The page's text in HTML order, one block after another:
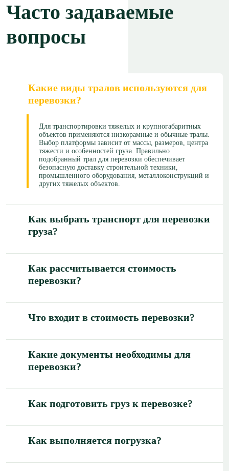
Часто задаваемые
вопросы
Какие виды тралов используются для
перевозки?
Для транспортировки тяжелых и крупногабаритных
объектов применяются низкорамные и обычные тралы.
Выбор платформы зависит от массы, размеров, центра
тяжести и особенностей груза. Правильно
подобранный трал для перевозки обеспечивает
безопасную доставку строительной техники,
промышленного оборудования, металлоконструкций и
других тяжелых объектов.
Как выбрать транспорт для перевозки
груза?
Как рассчитывается стоимость
перевозки?
Что входит в стоимость перевозки?
Какие документы необходимы для
перевозки?
Как подготовить груз к перевозке?
Как выполняется погрузка?